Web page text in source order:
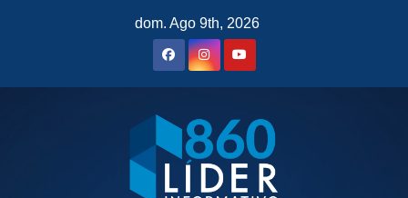
dom. Ago 9th, 2026